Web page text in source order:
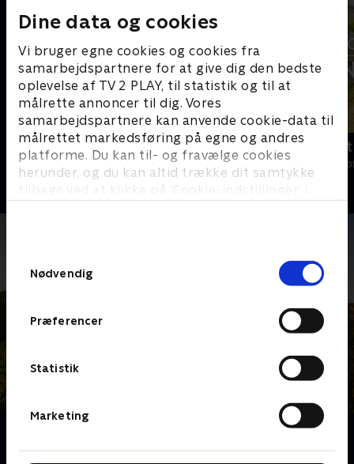
Dine data og cookies
Vi bruger egne cookies og cookies fra
samarbejdspartnere for at give dig den bedste
oplevelse af TV 2 PLAY, til statistik og til at
målrette annoncer til dig. Vores
samarbejdspartnere kan anvende cookie-data til
målrettet markedsføring på egne og andres
platforme. Du kan til- og fravælge cookies
herunder, og du kan altid trække dit samtykke
tilbage ved at klikke på ’Cookie-indstillinger’ i
Nødvendig
Præferencer
Statistik
Marketing
Linde på Langeland
Livsstil • 5 sæsoner Livsstil • 1